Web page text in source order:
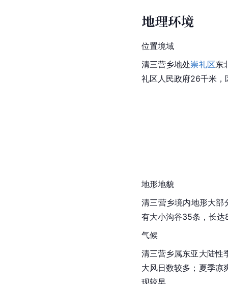
地理环境
位置境域
清三营乡地处崇礼区东
礼区人民政府26千米
地形地貌
清三营乡境内地形大部
有大小沟谷35条，长达
气候
清三营乡属东亚大陆性
大风日数较多；夏季凉